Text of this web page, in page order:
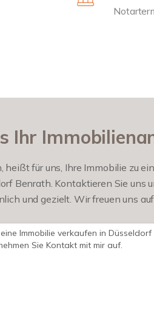
Ihr
heißt für uns, Ihre Immobilie zu
Benrath. Kontaktieren Sie uns
und gezielt. Wir freuen uns